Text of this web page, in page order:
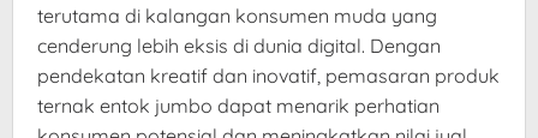
terutama di kalangan konsumen muda yang
cenderung lebih eksis di dunia digital. Dengan
pendekatan kreatif dan inovatif, pemasaran produk
ternak entok jumbo dapat menarik perhatian